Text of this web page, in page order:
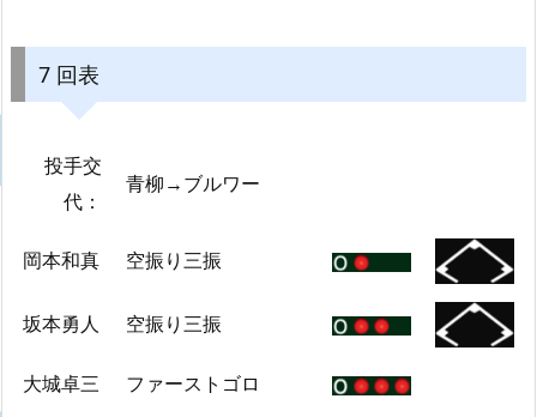
7 回表
投手交
代：
青柳→ブルワー
岡本和真 空振り三振
坂本勇人 空振り三振
大城卓三 ファーストゴロ